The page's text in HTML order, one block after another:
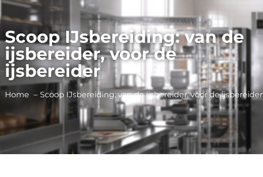
Scoop IJsbereiding: van de
ijsbereider, voor de
ijsbereider
Home Scoop IJsbereiding: van de ijsbereider, voor de ijsbereider